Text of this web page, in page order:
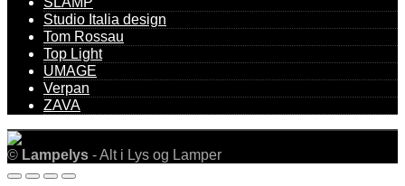
Studio Italia design
Tom Rossau
Top Light
UMAGE
Verpan
ZAVA
© Lampelys - Alt i Lys og Lamper